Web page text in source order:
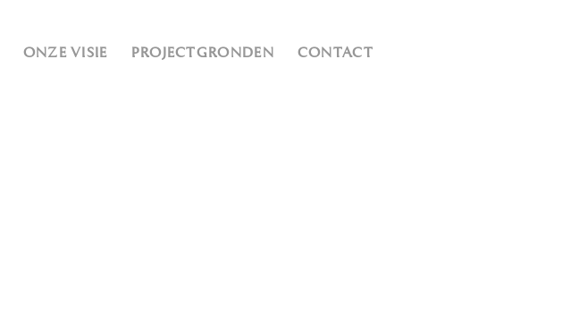
ONZE VISIE PROJECTGRONDEN CONTACT